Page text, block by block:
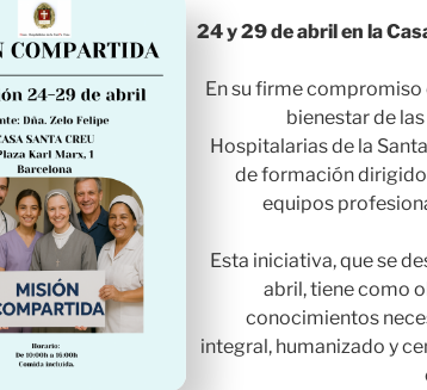
24 y 29 de abril en la
En su firme
bienestar de
Hospitalarias de la
de formación
equipos
Esta iniciativa, que se
abril, tiene como
conocimientos
integral, humanizado y